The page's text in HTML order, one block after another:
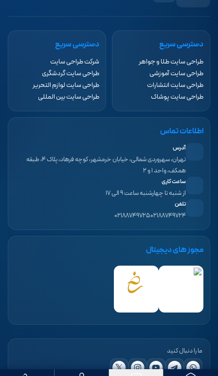
دسترسی سریع
طراحی سایت طلا و جواهر
طراحی سایت آموزشی
طراحی سایت انتشارات
طراحی سایت پوشاک
دسترسی سریع
شرکت طراحی سایت
طراحی سایت گردشگری
طراحی سایت لوازم التحریر
طراحی سایت بین المللی
اطلاعات تماس
آدرس
تهران، سهروردی شمالی، خیابان خرمشهر، کوچه فرهاد، پلاک ۴، طبقه
همکف، واحد ۱ و ۲
ساعت کاری
از شنبه تا چهارشنبه ساعت ۹ الی ۱۷
تلفن
۰۲۱۸۸۷۴۹۷۲۴۰۲۱۸۸۷۴۹۷۲۵
مجوز های دیجیتال
ما را دنبال کنید